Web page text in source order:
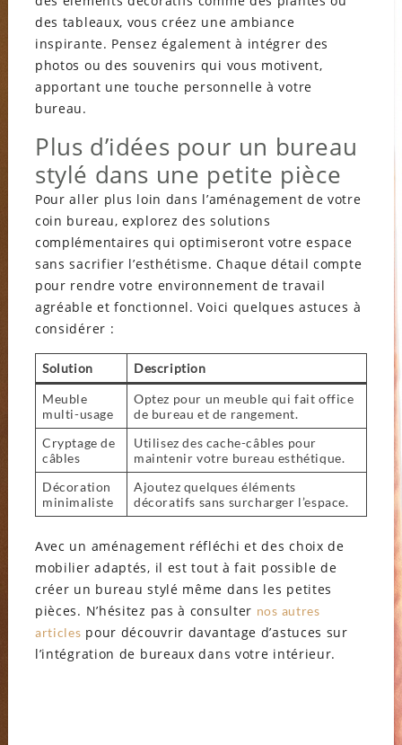
des tableaux, vous créez une ambiance
inspirante. Pensez également à intégrer des
photos ou des souvenirs qui vous motivent,
apportant une touche personnelle à votre
bureau.
Plus d’idées pour un bureau
stylé dans une petite pièce
Pour aller plus loin dans l’aménagement de votre
coin bureau, explorez des solutions
complémentaires qui optimiseront votre espace
sans sacrifier l’esthétisme. Chaque détail compte
pour rendre votre environnement de travail
agréable et fonctionnel. Voici quelques astuces à
considérer :
Solution
Description
Meuble
multi-usage
Optez pour un meuble qui fait office
de bureau et de rangement.
Cryptage de
câbles
Utilisez des cache-câbles pour
maintenir votre bureau esthétique.
Décoration
minimaliste
Ajoutez quelques éléments
décoratifs sans surcharger l’espace.
Avec un aménagement réfléchi et des choix de
mobilier adaptés, il est tout à fait possible de
créer un bureau stylé même dans les petites
pièces. N’hésitez pas à consulter nos autres
articles pour découvrir davantage d’astuces sur
l’intégration de bureaux dans votre intérieur.